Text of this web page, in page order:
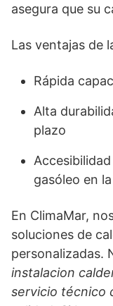
asegura que su
Las ventajas de
Rápida
Alta
plazo
gasóleo en
En ClimaMar,
soluciones de
personalizadas.
instalacion
servicio técnico